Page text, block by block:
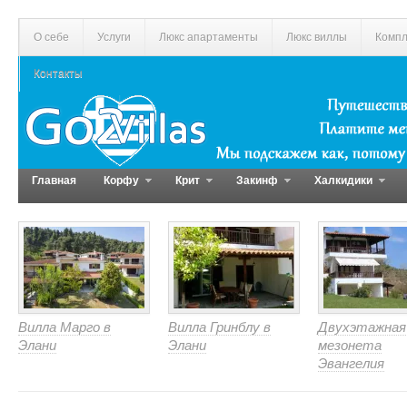
О себе Услуги Люкс апартаменты Люкс виллы
Контакты
Главная Корфу Крит Закинф Халкидики
Вилла Марго в
Элани
Вилла Гринблу в
Элани
Двухэтажная
мезонета
Эвангелия